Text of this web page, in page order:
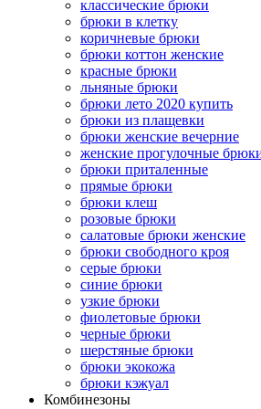
классические брюки
брюки в клетку
коричневые брюки
брюки коттон женские
красные брюки
льняные брюки
брюки лето 2020 купить
брюки из плащевки
брюки женские вечерние
женские прогулочные
брюки приталенные
прямые брюки
брюки клеш
розовые брюки
салатовые брюки женские
брюки свободного кроя
серые брюки
синие брюки
узкие брюки
фиолетовые брюки
черные брюки
шерстяные брюки
брюки экокожа
брюки кэжуал
Комбинезоны